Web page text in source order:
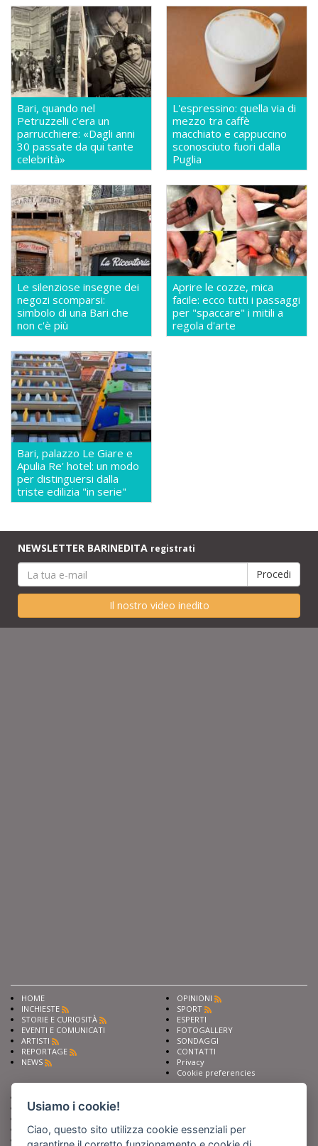
Bari, quando nel
Petruzzelli c'era un
parrucchiere: «Dagli anni
30 passate da qui tante
celebrità»
L'espressino: quella via di
mezzo tra caffè
macchiato e cappuccino
sconosciuto fuori dalla
Puglia
Le silenziose insegne dei
negozi scomparsi:
simbolo di una Bari che
non c'è più
Aprire le cozze, mica
facile: ecco tutti i passaggi
per "spaccare" i mitili a
regola d'arte
Bari, palazzo Le Giare e
Apulia Re' hotel: un modo
per distinguersi dalla
triste edilizia "in serie"
NEWSLETTER BARINEDITA registrati
Il nostro video inedito
HOME
INCHIESTE
STORIE E CURIOSITÀ
EVENTI E COMUNICATI
ARTISTI
REPORTAGE
NEWS
OPINIONI
SPORT
ESPERTI
FOTOGALLERY
SONDAGGI
CONTATTI
Privacy
Cookie preferencies
Scrivi alla redazione
Sostieni Barinedita
Iscriviti al nostro corso di
Usiamo i cookie!
Ciao, questo sito utilizza cookie essenziali per